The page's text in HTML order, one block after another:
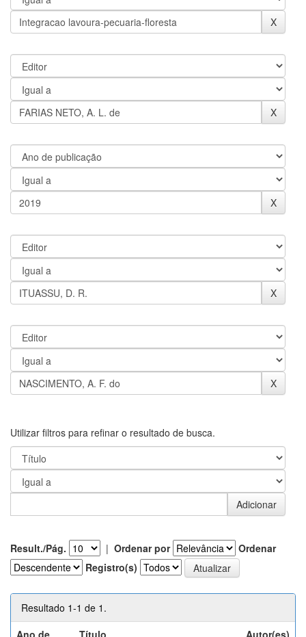
Utilizar filtros para refinar o resultado de busca.
Result./Pág. | Ordenar por
Ordenar
Registro(s)
Resultado 1-1 de 1.
Ano de
Título Autor(es)